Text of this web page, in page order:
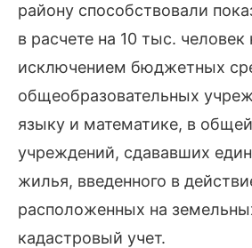
району способствовали
в расчете на 10 тыс.
исключением бюджетных
общеобразовательных
языку и математике, в
учреждений, сдававших
жилья, введенного в
расположенных на
кадастровый учет.